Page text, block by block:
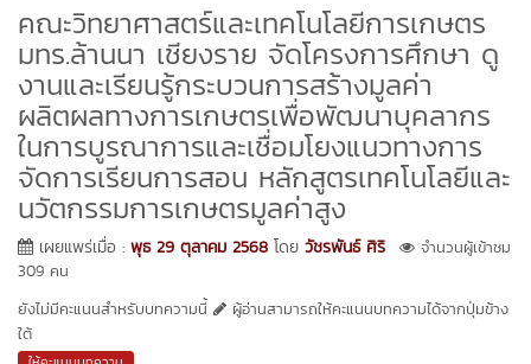
คณะวิทยาศาสตร์และเทคโนโลยีการเกษตร
มทร.ล้านนา เชียงราย จัดโครงการศึกษา ดู
งานและเรียนรู้กระบวนการสร้างมูลค่า
ผลิตผลทางการเกษตรเพื่อพัฒนาบุคลากร
ในการบูรณาการและเชื่อมโยงแนวทางการ
จัดการเรียนการสอน หลักสูตรเทคโนโลยีและ
นวัตกรรมการเกษตรมูลค่าสูง
เผยแพร่เมื่อ : พุธ 29 ตุลาคม 2568 โดย วัชรพันธ์ ศิริ
จำนวนผู้เข้าชม
309 คน
ยังไม่มีคะแนนสำหรับบทความนี้
ผู้อ่านสามารถให้คะแนนบทความได้จากปุ่มข้าง
ใต้